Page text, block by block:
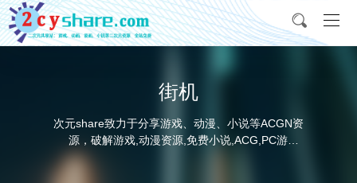
街机
次元share致力于分享游戏、动漫、小说等ACGN资
源，破解游戏,动漫资源,免费小说,ACG,PC游
戏,switch游戏,金手指，动画电影,动画片,全本小说,